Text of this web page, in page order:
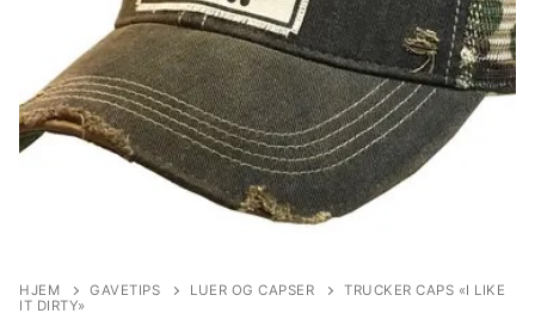
HJEM GAVETIPS LUER OG CAPSER
TRUCKER CAPS «I LIKE
IT DIRTY»